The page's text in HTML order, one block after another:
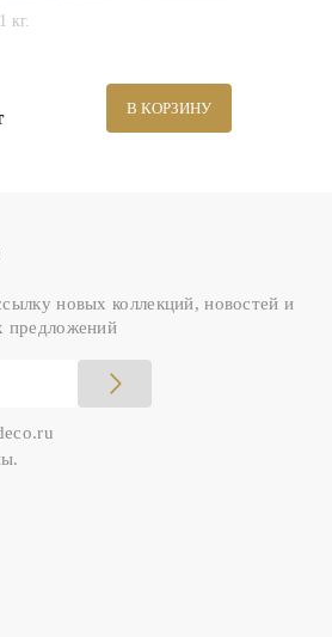
кг.
В КОРЗИНУ
новых коллекций, новостей и
предложений